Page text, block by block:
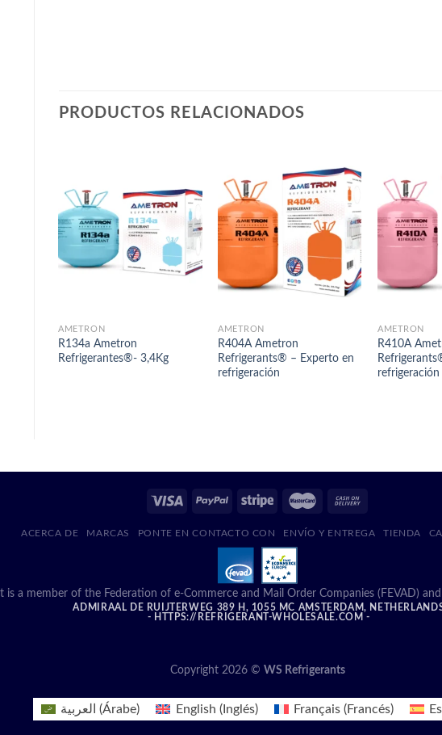
PRODUCTOS RELACIONADOS
AMETRÓN
R134a Ametron
Refrigerantes®- 3,4Kg
AMETRÓN
R404A Ametron
Refrigerants® – Experto en
refrigeración
AMETRÓN
R410A
refrigeración
ACERCA DE MARCAS PONTE EN CONTACTO CON ENVÍO Y ENTREGA TIENDA
is a member of the Federation of e-Commerce and Mail Order Companies (FEVAD)
ADMIRAAL DE RUIJTERWEG 389 H, 1055 MC AMSTERDAM,
- HTTPS://REFRIGERANT-WHOLESALE.COM -
Copyright 2026 © WS Refrigerants
العربية (Árabe) English (Inglés) Français(Francés)